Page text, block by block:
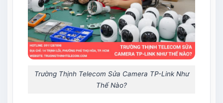
Trường Thịnh Telecom Sửa Camera TP-Link Như
Thế Nào?